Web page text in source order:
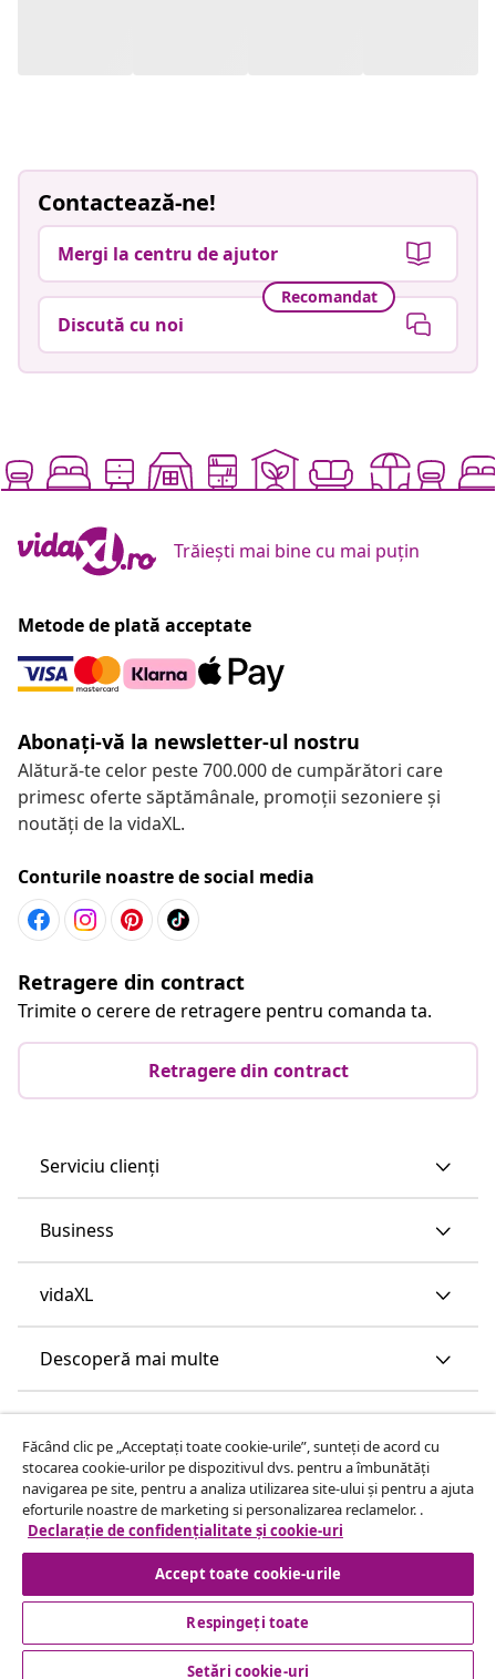
Contactează-ne!
Mergi la centru de ajutor
Recomandat
Discută cu noi
Trăiești mai bine cu mai puțin
Metode de plată acceptate
Abonați-vă la newsletter-ul nostru
Alătură-te celor peste 700.000 de cumpărători care
primesc oferte săptămânale, promoții sezoniere și
noutăți de la vidaXL.
Conturile noastre de social media
Retragere din contract
Trimite o cerere de retragere pentru comanda ta.
Retragere din contract
Serviciu clienți
Business
vidaXL
Descoperă mai multe
Făcând clic pe „Acceptați toate cookie-urile”, sunteți de acord cu
stocarea cookie-urilor pe dispozitivul dvs. pentru a îmbunătăți
navigarea pe site, pentru a analiza utilizarea site-ului și pentru a ajuta
eforturile noastre de marketing si personalizarea reclamelor. .
Declarație de confidențialitate și cookie-uri
Accept toate cookie-urile
Respingeți toate
Setări cookie-uri